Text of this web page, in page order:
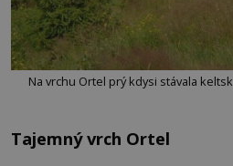
Na vrchu Ortel prý kdysi stávala
Tajemný vrch Ortel